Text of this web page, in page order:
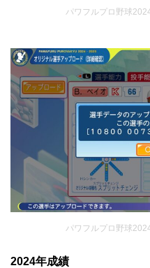
パワフルプロ野球
パワフルプロ野球
2024年成績